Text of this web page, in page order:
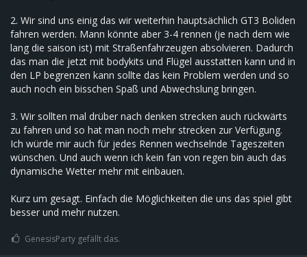
2. Wir sind uns einig das wir weiterhin hauptsächlich GT3 Boliden
fahren werden. Mann könnte aber 3-4 rennen (je nach dem wie
lang die saison ist) mit Straßenfahrzeugen absolvieren. Dadurch
das man die jetzt mit bodykits und Flügel ausstatten kann und in
den LP begrenzen kann sollte das kein Problem werden und so
auch noch ein bisschen Spaß und Abwechslung bringen.
3. Wir sollten mal drüber nach denken strecken auch rückwärts
zu fahren und so hat man noch mehr strecken zur Verfügung.
Ich würde mir auch für jedes Rennen wechselnde Tageszeiten
wünschen. Und auch wenn ich kein fan von regen bin auch das
dynamische Wetter mehr mit einbauen.
Kurz um gesagt. Einfach die Möglichkeiten die uns das spiel gibt
besser und mehr nutzen.
GenesisParty gefällt das.